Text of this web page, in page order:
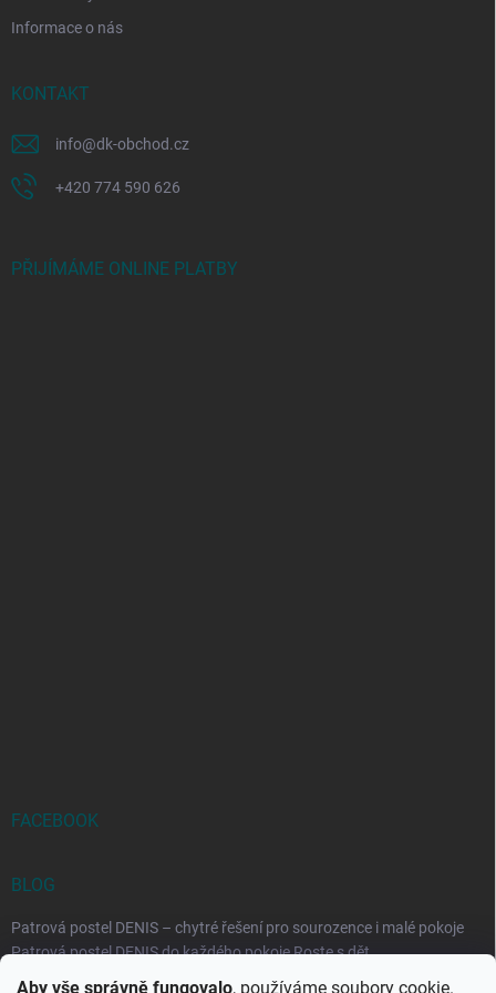
Aby vše správně fungovalo, používáme soubory cookie.
Informace o nás
KONTAKT
info@dk-obchod.cz
+420 774 590 626
PŘIJÍMÁME ONLINE PLATBY
FACEBOOK
BLOG
Patrová postel DENIS – chytré řešení pro sourozence i malé pokoje
Patrová postel DENIS do každého pokoje Roste s dět...